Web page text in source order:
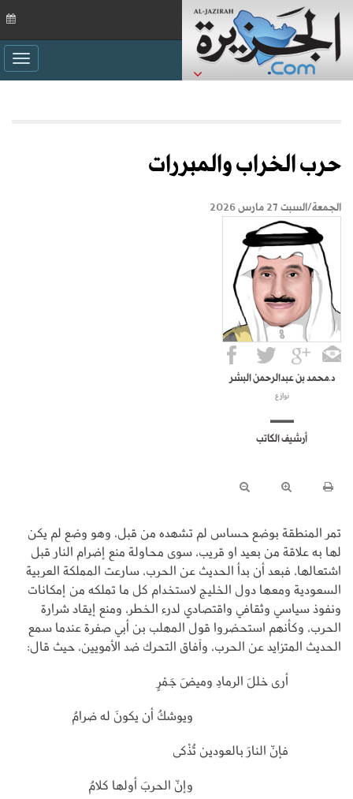
حرب الخراب والمبررات
الجمعة/السبت 27 مارس 2026
د.محمد بن عبدالرحمن البشر
نوازع
أرشيف الكاتب
تمر المنطقة بوضع حساس لم تشهده من قبل، وهو وضع لم يكن
لها به علاقة من بعيد او قريب، سوى محاولة منع إضرام النار قبل
اشتعالها، فبعد أن بدأ الحديث عن الحرب، سارعت المملكة العربية
السعودية ومعها دول الخليج لاستخدام كل ما تملكه من إمكانات
ونفوذ سياسي وثقافي واقتصادي لدرء الخطر، ومنع إيقاد شرارة
الحرب، وكأنهم استحضروا قول المهلب بن أبي صفرة عندما سمع
الحديث المتزايد عن الحرب، وآفاق التحرك ضد الأمويين، حيث قال:
أرى خللَ الرمادِ وميضَ جَمْرٍ
ويوشكُ أن يكونَ له ضرامُ
فإنّ النارَ بالعودين تُذْكى
وإنّ الحربَ أولها كلامُ